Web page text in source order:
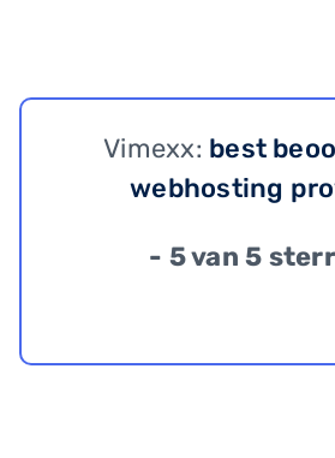
Vimexx: best
webhosting
- 5 van 5